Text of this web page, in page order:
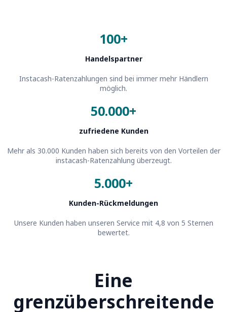
100+
Handelspartner
Instacash-Ratenzahlungen sind bei immer mehr Händlern
möglich.
50.000+
zufriedene Kunden
Mehr als 30.000 Kunden haben sich bereits von den Vorteilen der
instacash-Ratenzahlung überzeugt.
5.000+
Kunden-Rückmeldungen
Unsere Kunden haben unseren Service mit 4,8 von 5 Sternen
bewertet.
Eine
grenzüberschreitende